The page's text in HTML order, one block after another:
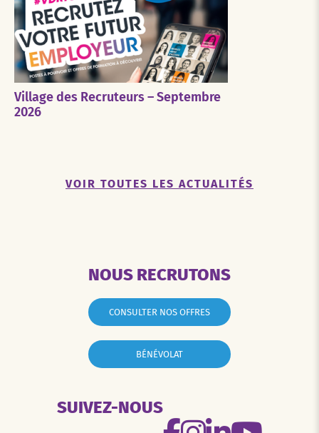
Village des Recruteurs – Septembre
2026
VOIR TOUTES LES ACTUALITÉS
NOUS RECRUTONS
CONSULTER NOS OFFRES
BÉNÉVOLAT
SUIVEZ-NOUS